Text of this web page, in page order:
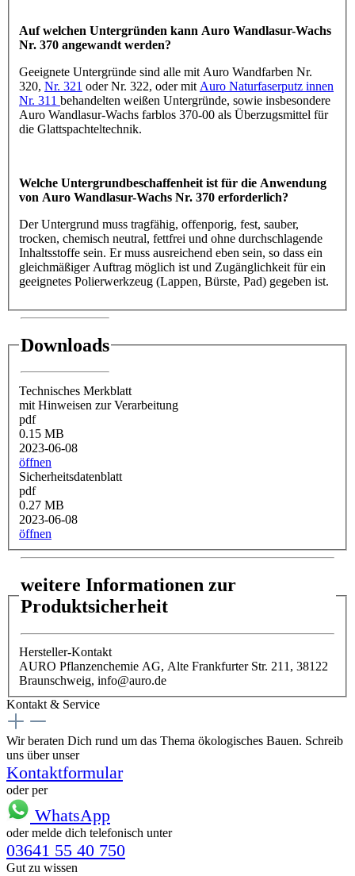
Auf welchen Untergründen kann Auro Wandlasur-Wachs
Nr. 370 angewandt werden?
Geeignete Untergründe sind alle mit Auro Wandfarben Nr.
320, Nr. 321 oder Nr. 322, oder mit Auro Naturfaserputz innen
Nr. 311 behandelten weißen Untergründe, sowie insbesondere
Auro Wandlasur-Wachs farblos 370-00 als Überzugsmittel für
die Glattspachteltechnik.
Welche Untergrundbeschaffenheit ist für die Anwendung
von Auro Wandlasur-Wachs Nr. 370 erforderlich?
Der Untergrund muss tragfähig, offenporig, fest, sauber,
trocken, chemisch neutral, fettfrei und ohne durchschlagende
Inhaltsstoffe sein. Er muss ausreichend eben sein, so dass ein
gleichmäßiger Auftrag möglich ist und Zugänglichkeit für ein
geeignetes Polierwerkzeug (Lappen, Bürste, Pad) gegeben ist.
Downloads
Technisches Merkblatt
mit Hinweisen zur Verarbeitung
pdf
0.15 MB
2023-06-08
öffnen
Sicherheitsdatenblatt
pdf
0.27 MB
2023-06-08
öffnen
weitere Informationen zur
Produktsicherheit
Hersteller-Kontakt
AURO Pflanzenchemie AG, Alte Frankfurter Str. 211, 38122
Braunschweig, info@auro.de
Kontakt & Service
Wir beraten Dich rund um das Thema ökologisches Bauen. Schreib
uns über unser
Kontaktformular
oder per
WhatsApp
oder melde dich telefonisch unter
03641 55 40 750
Gut zu wissen